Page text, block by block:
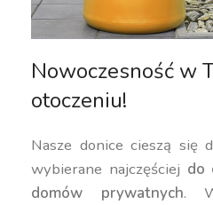
Nowoczesność w
otoczeniu!
Nasze donice cieszą się
wybierane najczęściej do
domów prywatnych.